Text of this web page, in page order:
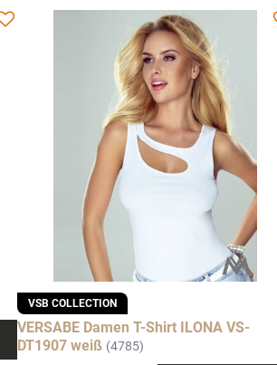
VSB COLLECTION
VERSABE Damen T-Shirt ILONA VS-
DT1907 weiß (4785)